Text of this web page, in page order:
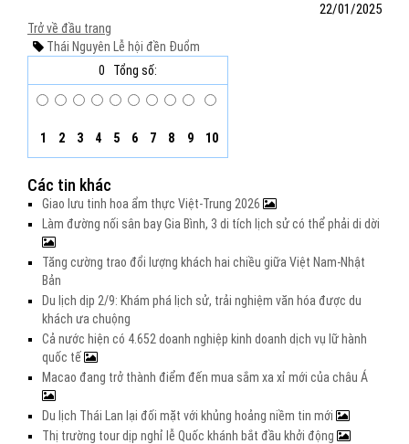
22/01/2025
Trở về đầu trang
Thái Nguyên Lễ hội đền Đuổm
0
Tổng số:
1 2 3 4 5 6 7 8 9 10
Các tin khác
Giao lưu tinh hoa ẩm thực Việt-Trung 2026
Làm đường nối sân bay Gia Bình, 3 di tích lịch sử có thể phải di dời
Tăng cường trao đổi lượng khách hai chiều giữa Việt Nam-Nhật
Bản
Du lịch dịp 2/9: Khám phá lịch sử, trải nghiệm văn hóa được du
khách ưa chuộng
Cả nước hiện có 4.652 doanh nghiệp kinh doanh dịch vụ lữ hành
quốc tế
Macao đang trở thành điểm đến mua sắm xa xỉ mới của châu Á
Du lịch Thái Lan lại đối mặt với khủng hoảng niềm tin mới
Thị trường tour dịp nghỉ lễ Quốc khánh bắt đầu khởi động